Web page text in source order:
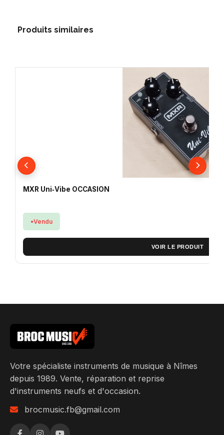
Produits similaires
MXR Uni‑Vibe OCCASION
Vendu
VOIR LE PRODUIT
Votre spécialiste instruments de musique à Nîmes
depuis 1989. Vente, réparation et reprise
d'instruments neufs et d'occasion.
brocmusic.fb@gmail.com